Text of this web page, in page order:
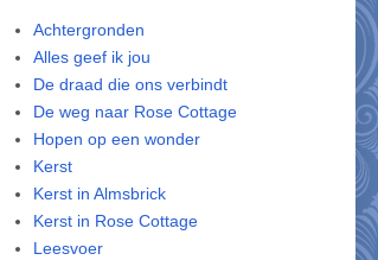
Achtergronden
Alles geef ik jou
De draad die ons verbindt
De weg naar Rose Cottage
Hopen op een wonder
Kerst
Kerst in Almsbrick
Kerst in Rose Cottage
Leesvoer